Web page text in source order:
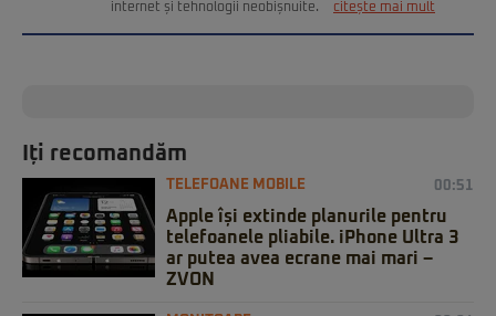
internet și tehnologii neobișnuite.
citește mai mult
Iți recomandăm
TELEFOANE MOBILE 00:51
Apple își extinde planurile pentru
telefoanele pliabile. iPhone Ultra 3
ar putea avea ecrane mai mari –
ZVON